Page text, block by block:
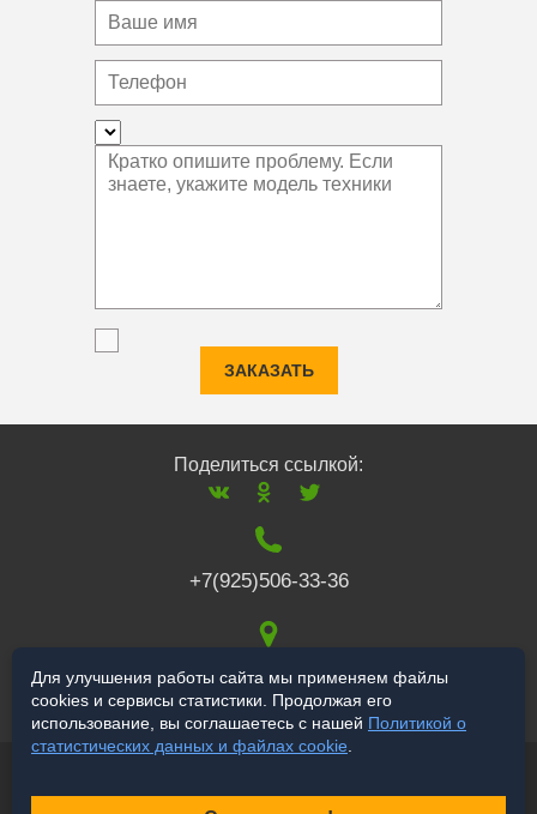
ЗАКАЗАТЬ
Поделиться ссылкой:
+7(925)506-33-36
117519,г. Москва,
Варшавское ш., 132
Для улучшения работы сайта мы применяем файлы
cookies и сервисы статистики. Продолжая его
использование, вы соглашаетесь с нашей Политикой о
статистических данных и файлах cookie